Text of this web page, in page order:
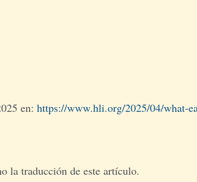
en: https://www.hli.org/2025/04/what-
la traducción de este artículo.